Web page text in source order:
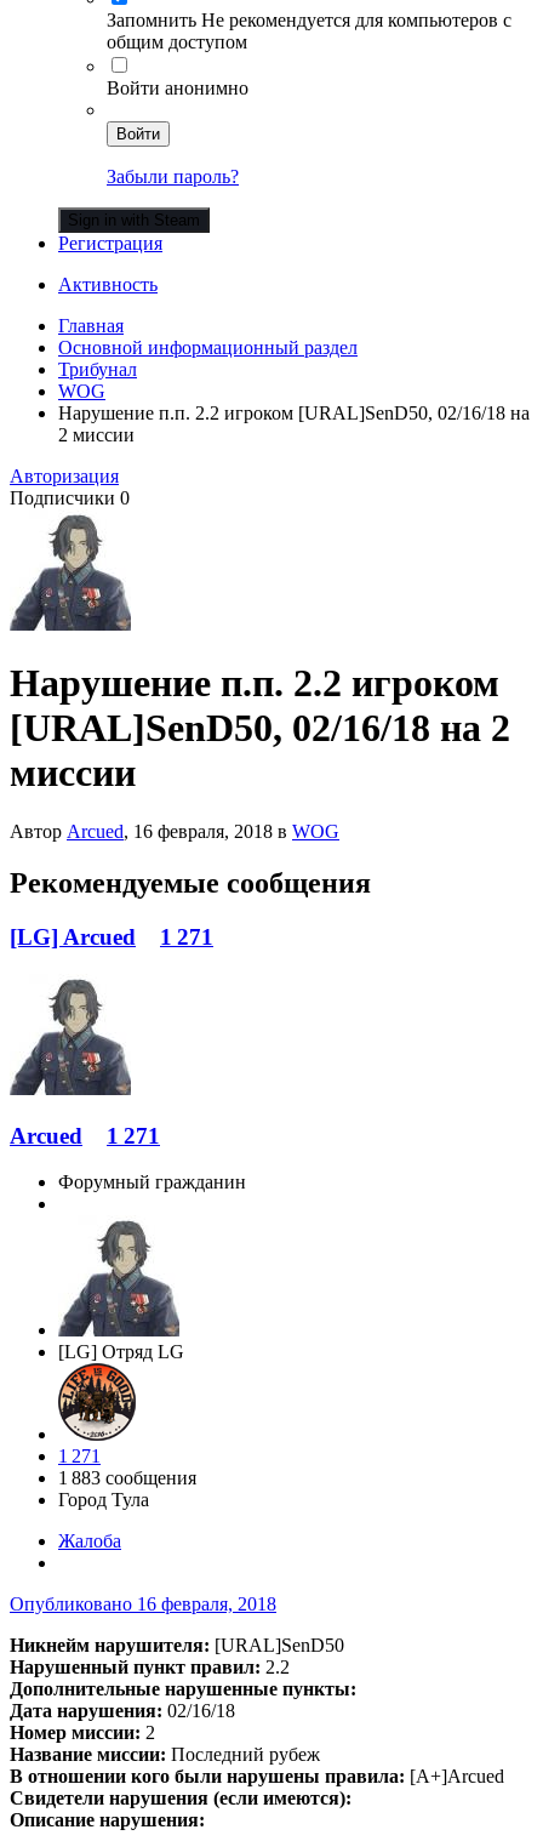
Запомнить Не рекомендуется для компьютеров с
общим доступом
Войти анонимно
Войти
Забыли пароль?
Sign in with Steam
Регистрация
Активность
Главная
Основной информационный раздел
Трибунал
WOG
Нарушение п.п. 2.2 игроком [URAL]SenD50, 02/16/18 на
2 миссии
Авторизация
Подписчики 0
Нарушение п.п. 2.2 игроком
[URAL]SenD50, 02/16/18 на 2
миссии
Автор Arcued, 16 февраля, 2018 в WOG
Рекомендуемые сообщения
[LG] Arcued 1 271
Arcued 1 271
Форумный гражданин
[LG] Отряд LG
1 271
1 883 сообщения
Город Тула
Жалоба
Опубликовано 16 февраля, 2018
Никнейм нарушителя: [URAL]SenD50
Нарушенный пункт правил: 2.2
Дополнительные нарушенные пункты:
Дата нарушения: 02/16/18
Номер миссии: 2
Название миссии: Последний рубеж
В отношении кого были нарушены правила: [A+]Arcued
Свидетели нарушения (если имеются):
Описание нарушения: